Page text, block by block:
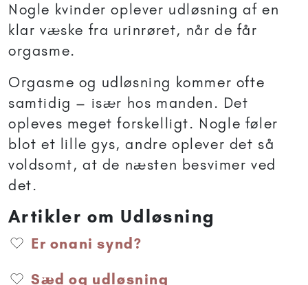
Nogle kvinder oplever udløsning af en
klar væske fra urinrøret, når de får
orgasme.
Orgasme og udløsning kommer ofte
samtidig – især hos manden. Det
opleves meget forskelligt. Nogle føler
blot et lille gys, andre oplever det så
voldsomt, at de næsten besvimer ved
det.
Artikler om Udløsning
Er onani synd?
Sæd og udløsning